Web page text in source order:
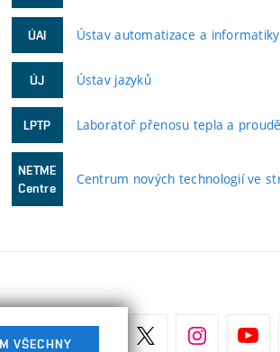
ÚAI Ústav automatizace a informatiky
ÚJ Ústav jazyků
LPTP Laboratoř přenosu tepla a
NETME
Centre
Centrum nových technologií ve
VŠECHNY